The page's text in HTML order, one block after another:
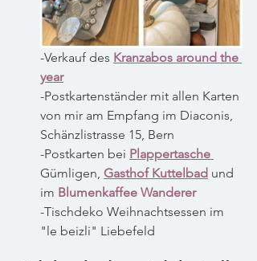
-Verkauf des Kranzabos around the
year
-Postkartenständer mit allen Karten
von mir am Empfang im Diaconis,
Schänzlistrasse 15, Bern
-Postkarten bei Plappertasche
Gümligen, Gasthof Kuttelbad und
im Blumenkaffee Wanderer
-Tischdeko Weihnachtsessen im
"le beizli" Liebefeld